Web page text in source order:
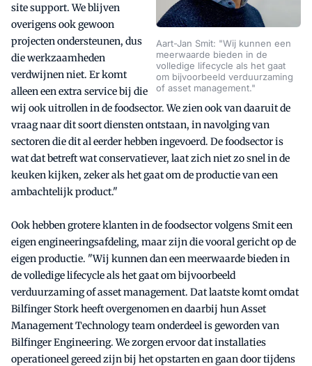
Aart-Jan Smit: "Wij kunnen een
meerwaarde bieden in de
volledige lifecycle als het gaat
om bijvoorbeeld verduurzaming
of asset management."
site support. We blijven
overigens ook gewoon
projecten ondersteunen, dus
die werkzaamheden
verdwijnen niet. Er komt
alleen een extra service bij die
wij ook uitrollen in de foodsector. We zien ook van daaruit de
vraag naar dit soort diensten ontstaan, in navolging van
sectoren die dit al eerder hebben ingevoerd. De foodsector is
wat dat betreft wat conservatiever, laat zich niet zo snel in de
keuken kijken, zeker als het gaat om de productie van een
ambachtelijk product."
Ook hebben grotere klanten in de foodsector volgens Smit een
eigen engineeringsafdeling, maar zijn die vooral gericht op de
eigen productie. "Wij kunnen dan een meerwaarde bieden in
de volledige lifecycle als het gaat om bijvoorbeeld
verduurzaming of asset management. Dat laatste komt omdat
Bilfinger Stork heeft overgenomen en daarbij hun Asset
Management Technology team onderdeel is geworden van
Bilfinger Engineering. We zorgen ervoor dat installaties
operationeel gereed zijn bij het opstarten en gaan door tijdens